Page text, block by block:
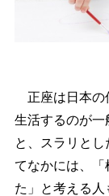
正座は日本の
生活するのが一
と、スラリと
てなかには、
た」と考える